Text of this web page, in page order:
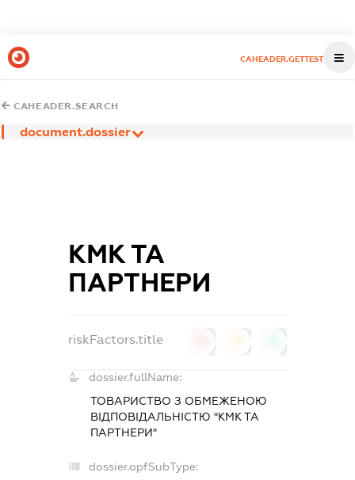
CAHEADER.GETTEST
CAHEADER.SEARCH
document.dossier
КМК ТА
ПАРТНЕРИ
riskFactors.title
dossier.fullName:
ТОВАРИСТВО З ОБМЕЖЕНОЮ
ВІДПОВІДАЛЬНІСТЮ "КМК ТА
ПАРТНЕРИ"
dossier.opfSubType: